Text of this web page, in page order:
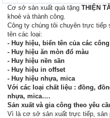
Cơ sở sản xuất quà tặng THIỆN
khoẻ và thành công.
Công ty chúng tôi chuyên trực tiếp
tên các loại:
- Huy hiệu, biển tên của các
- Huy hiệu ăn mòn đổ màu
- Huy hiệu nền sần
- Huy hiệu in offset
- Huy hiệu nhựa, mica
Với các loại chất liệu : đồng,
nhựa, mica….
Sản xuất và gia công theo yêu
Vì là cơ sở sản xuất trực tiếp, sản